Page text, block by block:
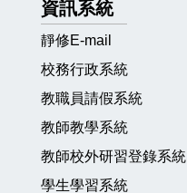
資訊系統
靜修E-mail
校務行政系統
教職員請假系統
教師教學系統
教師校外研習登錄系統
學生學習系統